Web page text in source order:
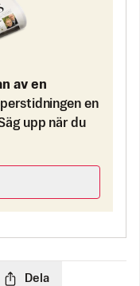
av en
en
upp när du
Dela